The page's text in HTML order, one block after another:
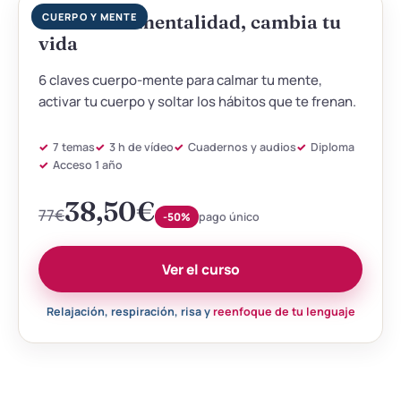
CUERPO Y MENTE
Cambia tu mentalidad, cambia tu
vida
6 claves cuerpo-mente para calmar tu mente,
activar tu cuerpo y soltar los hábitos que te frenan.
7 temas 3 h de vídeo Cuadernos y audios
Diploma
Acceso 1 año
77€38,50€ -50% pago único
Ver el curso
Relajación, respiración, risa yreenfoque de tu lenguaje